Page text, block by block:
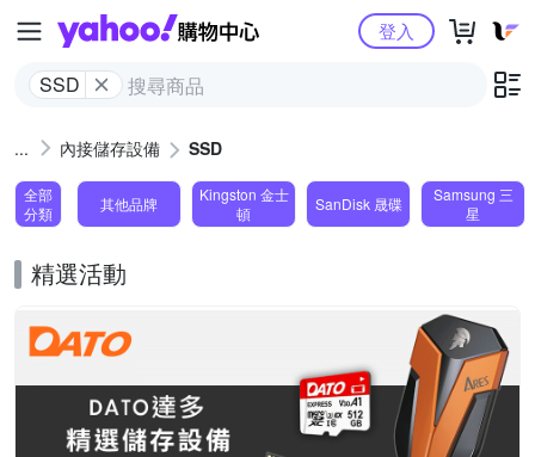
Yahoo購物中心
SSD
登入
內接儲存設備 SSD
全部
分類
其他品牌
Kingston 金士
頓
SanDisk 晟碟
Samsung 三
星
精選活動